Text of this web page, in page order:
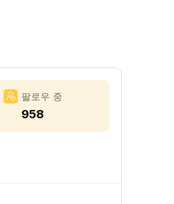
팔로우 중
958